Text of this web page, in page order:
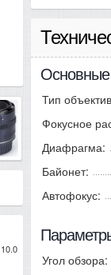
10.0
Основные
Тип
Фокусное
Диафрагма:
Байонет:
Автофокус:
Угол обзора: